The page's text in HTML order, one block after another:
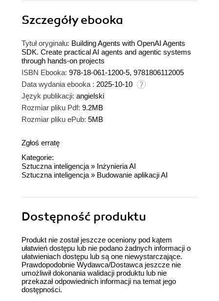
Szczegółyebooka
Tytuł oryginału: Building Agents with OpenAI Agents
SDK. Create practical AI agents and agentic systems
through hands-on projects
ISBN Ebooka: 978-18-061-1200-5, 9781806112005
Data wydania ebooka : 2025-10-10
Język publikacji: angielski
Rozmiar pliku Pdf: 9.2MB
Rozmiar pliku ePub: 5MB
Zgłoś erratę
Kategorie:
Sztuczna inteligencja » Inżynieria AI
Sztuczna inteligencja » Budowanie aplikacji AI
Dostępność produktu
Produkt nie został jeszcze oceniony pod kątem
ułatwień dostępu lub nie podano żadnych informacji o
ułatwieniach dostępu lub są one niewystarczające.
Prawdopodobnie Wydawca/Dostawca jeszcze nie
umożliwił dokonania walidacji produktu lub nie
przekazał odpowiednich informacji na temat jego
dostępności.